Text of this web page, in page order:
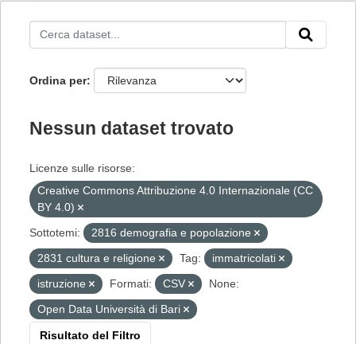
Ordina per
Nessun dataset trovato
Licenze sulle risorse:
Creative Commons Attribuzione 4.0 Internazionale (CC
BY 4.0)
Sottotemi:
2816 demografia e popolazione
2831 cultura e religione
Tag:
immatricolati
istruzione
Formati: CSV
None:
Open Data Università di Bari
Risultato del Filtro